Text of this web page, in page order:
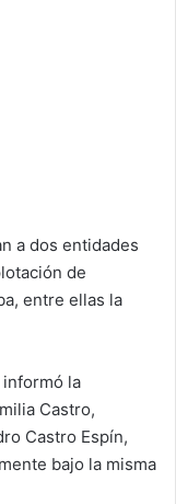
a dos entidades
de
entre ellas la
la
Castro,
Castro Espín,
bajo la misma